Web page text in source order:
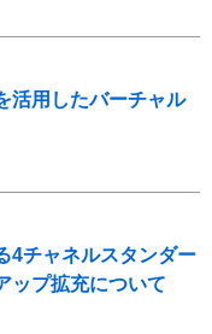
活用したバーチャル
4チャネルスタンダー
ップ拡充について